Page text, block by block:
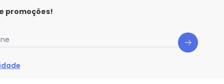
promoções!